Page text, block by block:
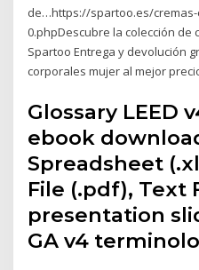
de…https://spartoo.es/cremas-
0.phpDescubre la colección de
Spartoo Entrega y devolución
corporales mujer al mejor
Glossary LEED
ebook
Spreadsheet
File (.pdf), Text
presentation
GA v4